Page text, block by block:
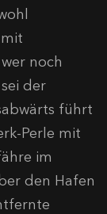
noch
der
führt
Perle mit
im
den Hafen